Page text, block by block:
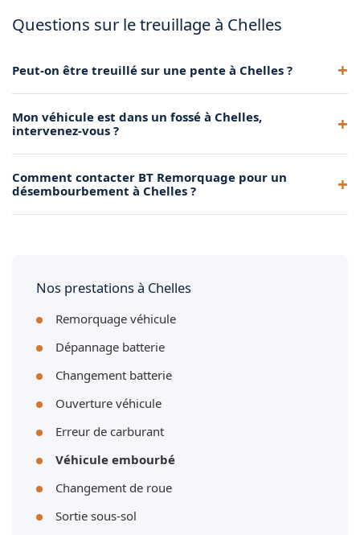
Questions sur le treuillage à Chelles
Peut-on être treuillé sur une pente à Chelles ?
ancrons solidement notre véhicule d'intervention et
Mon véhicule est dans un fossé à Chelles,
intervenez-vous ?
courantes. Nous utilisons le treuil et, si nécessaire, la grue
Comment contacter BT Remorquage pour un
désembourbement à Chelles ?
Nos prestations à Chelles
Remorquage véhicule
Dépannage batterie
Changement batterie
Ouverture véhicule
Erreur de carburant
Véhicule embourbé
Changement de roue
Sortie sous-sol